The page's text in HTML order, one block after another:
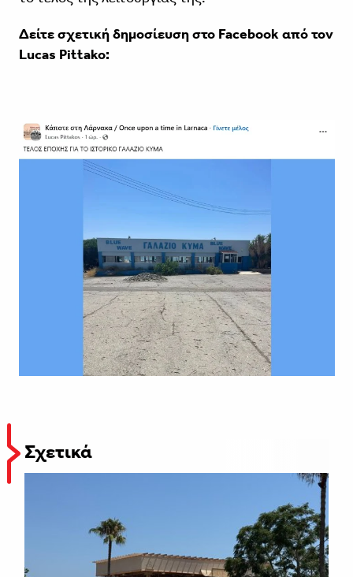
Δείτε σχετική δημοσίευση στο Facebook από τον
Lucas Pittako:
Σχετικά